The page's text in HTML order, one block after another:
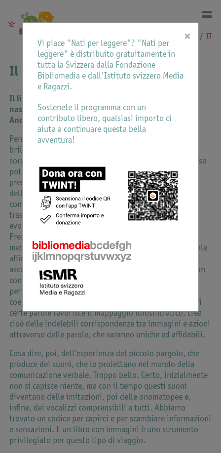
FR IT
Il parere dei pediatri
Il libro, un ottimo compagno di viaggio sin dalla
nascita
Andreas Wechsler, pediatra, Lugano
Penso che Nati per leggere sia un’iniziativa tanto
brillante quanto provocatoria. La prima domanda che
sorge spontanea potrebbe, infatti, essere: “Ma che senso
potrà mai avere dare un libro a dei bambini in età
prescolare? Non leggono mica!” E invece no, il mondo
delle parole scritte, come di quelle dette o sentite,
contiene una certa preziosità che abbraccia
trasversalmente l’infanzia in tutte le dimensioni
evolutive, che l’alimentano e la fanno progredire.
Prendiamo per primo lo sviluppo del linguaggio per
mettere a fuoco quello più evidente. Un contesto verbale
affidabile e riproducibile come quello di un libro che si
ascolta ripetutamente ed in modo invariato, rinforza un
contesto comunicativo integro e crea delle condizioni
perfette per uno sviluppo del linguaggio lineare e
coerente. Inoltre l’utilizzo contestuale e contingente di
certe parole favorisce il mappaggio idiosincratico, crea
cioè delle indelebili corrispondenze tra immagini e azioni
attraverso delle parole, che saranno uniche ed affidabili.
Cosa dire, poi, dell’esperienza del piccolo pargolo, che
produce dei suoni, che lo proiettano nel mondo della
comunicazione verbale. Troppo bello. Certo, inizialmente
non si capisce niente, ma con il tempo questi suoni
diventano delle imitazioni, poi delle onomatopee e,
infine, dei vocalizzi comprensibili a tutti. Abbiamo
trovato un codice per capirci e per scambiare informazioni
e sensazioni. E un libro con immagini è uno strumento
privilegiato per questo tipo di viaggio.
×
Vi piace "Nati per leggere"? "Nati per
leggere" è distribuito gratuitamente in
tutta la Svizzera dalla Fondazione
Bibliomedia e dall'Istituto svizzero Media
e Ragazzi.
Sostenete il programma con un
contributo libero, qualsiasi importo ci
aiuta a continuare questa bella
avventura!